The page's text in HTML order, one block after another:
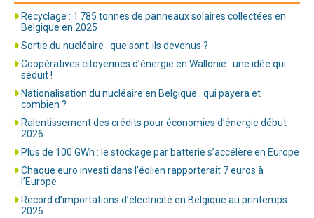
Recyclage : 1 785 tonnes de panneaux solaires collectées en
Belgique en 2025
Sortie du nucléaire : que sont-ils devenus ?
Coopératives citoyennes d’énergie en Wallonie : une idée qui
séduit !
Nationalisation du nucléaire en Belgique : qui payera et
combien ?
Ralentissement des crédits pour économies d’énergie début
2026
Plus de 100 GWh : le stockage par batterie s’accélère en Europe
Chaque euro investi dans l’éolien rapporterait 7 euros à
l’Europe
Record d’importations d’électricité en Belgique au printemps
2026